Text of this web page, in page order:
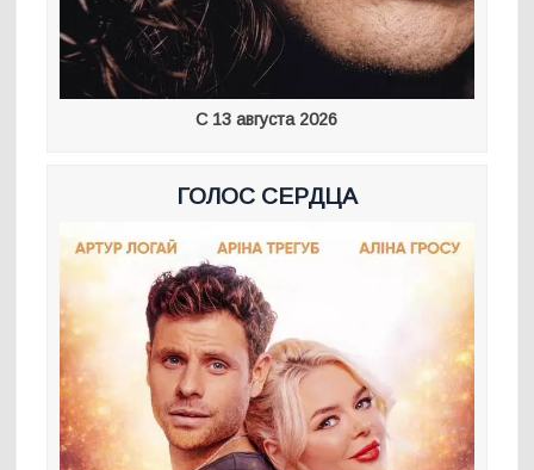
С 13 августа 2026
ГОЛОС СЕРДЦА